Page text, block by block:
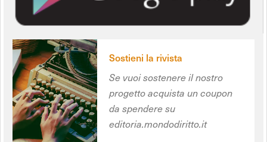
Sostieni la rivista
Se vuoi sostenere il nostro
progetto acquista un coupon
da spendere su
editoria.mondodiritto.it